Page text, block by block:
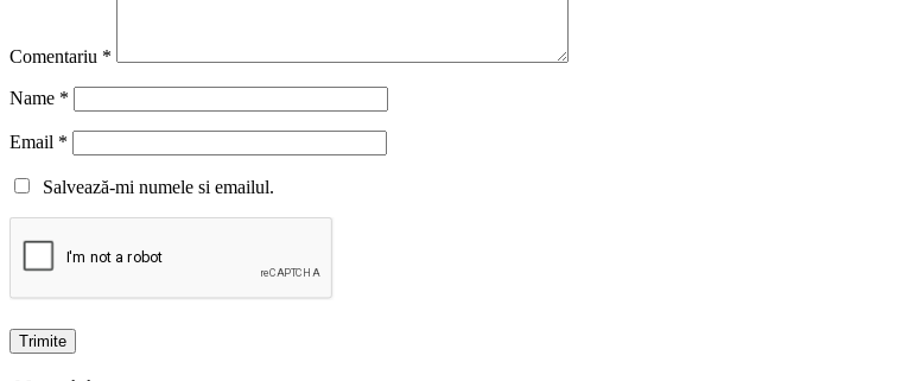
Comentariu *
Name *
Email *
Salvează-mi numele si emailul.